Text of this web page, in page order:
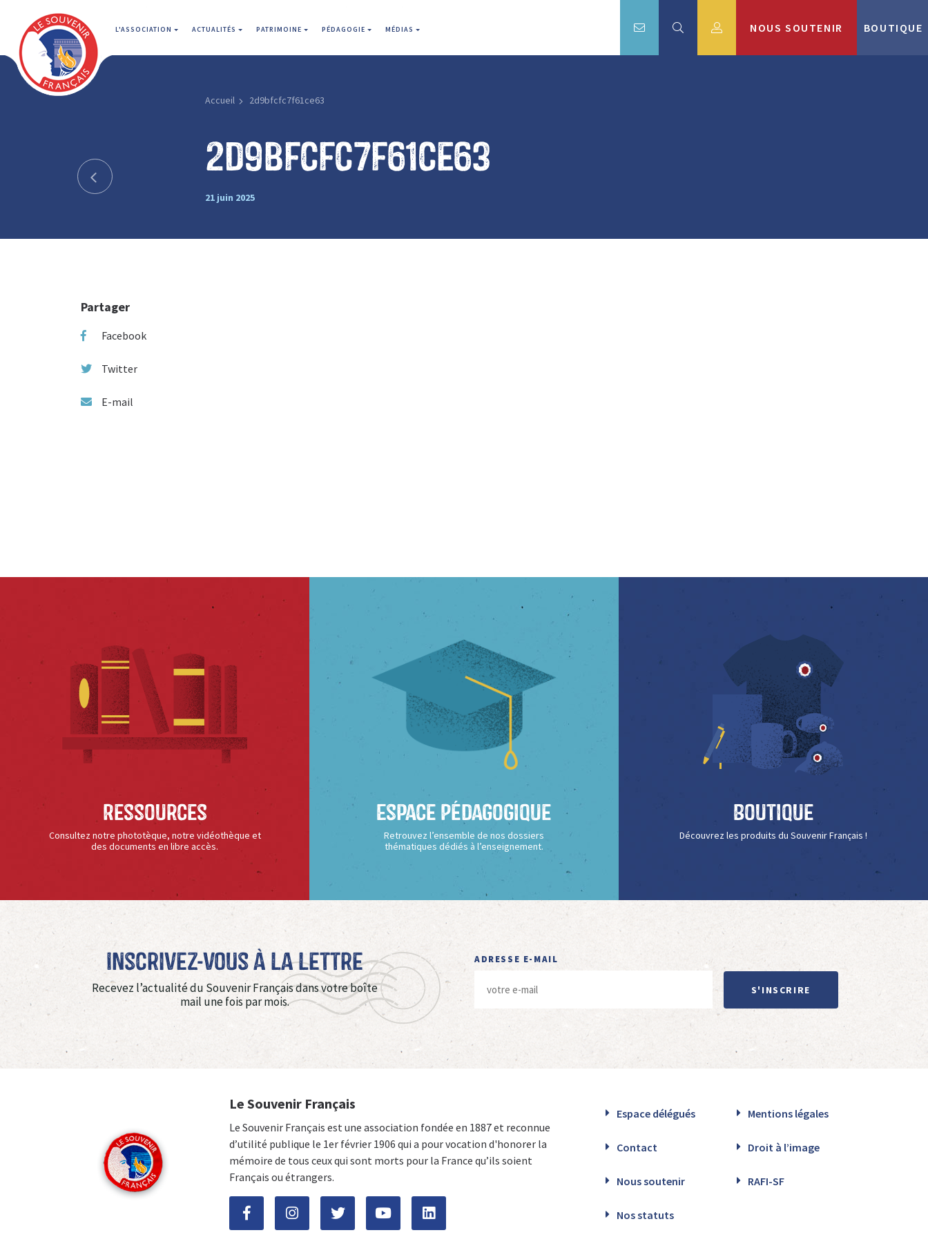
L'ASSOCIATION ACTUALITÉS PATRIMOINE PÉDAGOGIE MÉDIAS NOUS SOUTENIR BOUTIQUE
Accueil 2d9bfcfc7f61ce63
2d9bfcfc7f61ce63
21 juin 2025
Partager
Facebook
Twitter
E-mail
Ressources
Consultez notre phototèque, notre vidéothèque et
des documents en libre accès.
Espace Pédagogique
Retrouvez l’ensemble de nos dossiers
thématiques dédiés à l’enseignement.
Boutique
Découvrez les produits du Souvenir Français !
Inscrivez-vous à La Lettre
Recevez l’actualité du Souvenir Français dans votre boîte
mail une fois par mois.
ADRESSE E-MAIL
S'INSCRIRE
Le Souvenir Français
Le Souvenir Français est une association fondée en 1887 et reconnue
d’utilité publique le 1er février 1906 qui a pour vocation d'honorer la
mémoire de tous ceux qui sont morts pour la France qu’ils soient
Français ou étrangers.
Espace délégués Mentions légales
Contact Droit à l’image
Nous soutenir RAFI-SF
Nos statuts